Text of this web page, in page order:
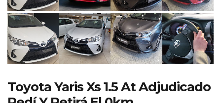
Toyota Yaris Xs 1.5 At Adjudicado